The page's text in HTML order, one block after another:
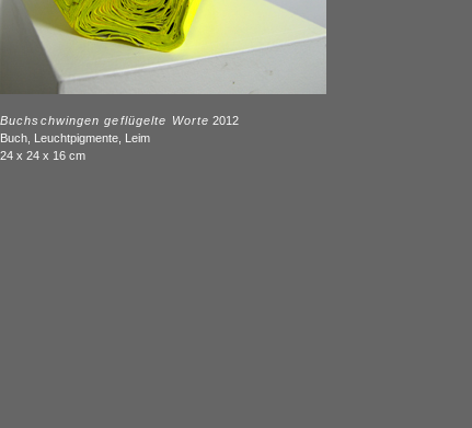
Buchschwingen geflügelte Worte 2012
Buch, Leuchtpigmente, Leim
24 x 24 x 16 cm